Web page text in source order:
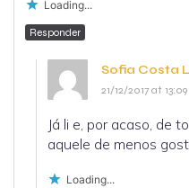
Loading...
Responder
Sofia Costa
21/12/2017 at 13:09
Já li e, por acaso, de
aquele de menos
Loading...